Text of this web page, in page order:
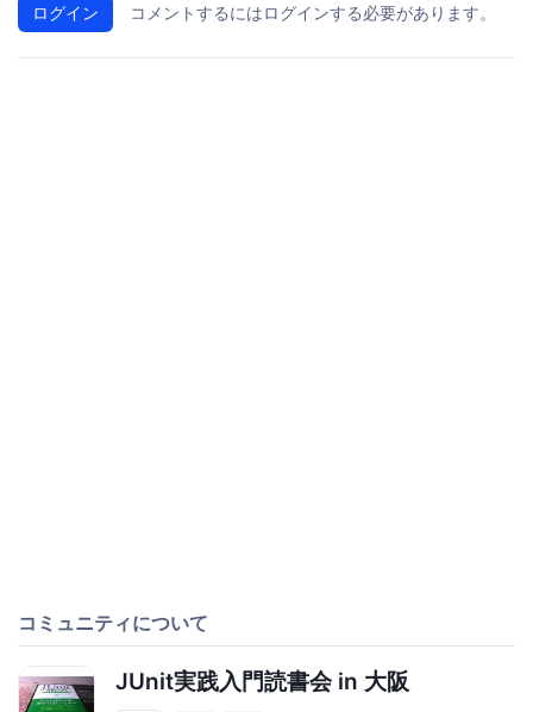
ログイン コメントするにはログインする必要があります。
コミュニティについて
JUnit実践入門読書会 in 大阪